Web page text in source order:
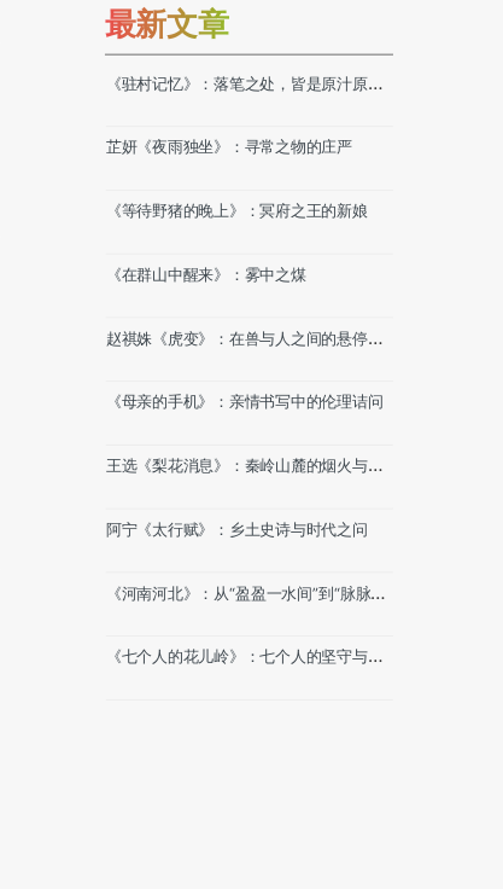
《驻村记忆》：落笔之处，皆是原汁原味
芷妍《夜雨独坐》：寻常之物的庄严
《等待野猪的晚上》：冥府之王的新娘
《在群山中醒来》：雾中之煤
赵祺姝《虎变》：在兽与人之间的悬停时
《母亲的手机》：亲情书写中的伦理诘问
王选《梨花消息》：秦岭山麓的烟火与守
阿宁《太行赋》：乡土史诗与时代之问
《河南河北》：从“盈盈一水间”到“脉脉不
《七个人的花儿岭》：七个人的坚守与一
最新文章